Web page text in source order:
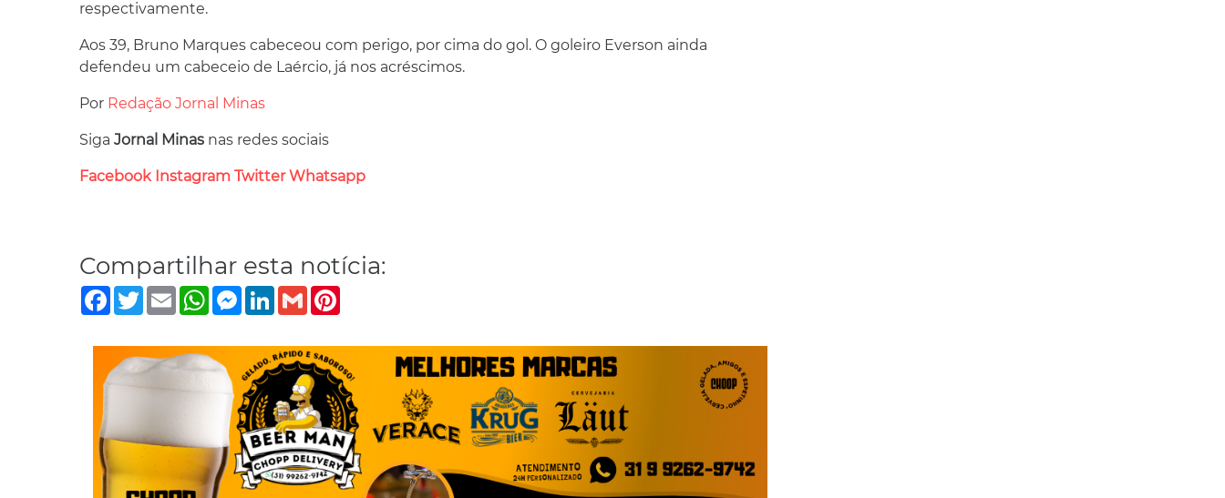
respectivamente.
Aos 39, Bruno Marques cabeceou com perigo, por cima do gol. O goleiro Everson ainda
defendeu um cabeceio de Laércio, já nos acréscimos.
Por Redação Jornal Minas
Siga Jornal Minas nas redes sociais
Facebook Instagram Twitter Whatsapp
Compartilhar esta notícia:
Facebook
TwitterEmailWhatsApp
Messenger
LinkedIn
Gmail